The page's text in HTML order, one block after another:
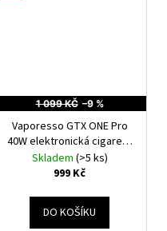
1 099 KČ –9 %
Vaporesso GTX ONE Pro
40W elektronická cigareta
3000mAh Blue
Skladem (>5 ks)
999 Kč
DO KOŠÍKU